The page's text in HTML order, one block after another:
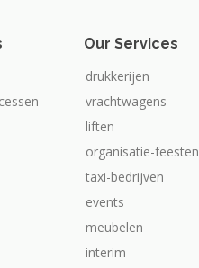
Our Services
drukkerijen
vrachtwagens
liften
organisatie-feesten
taxi-bedrijven
events
meubelen
interim